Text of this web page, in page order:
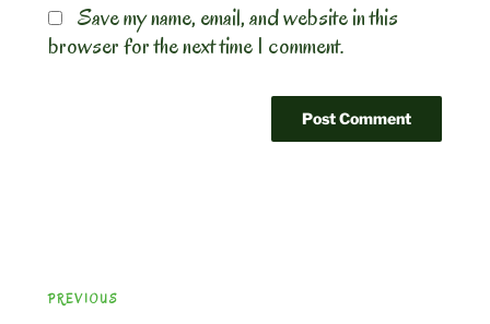
Save my name, email, and website in this
browser for the next time I comment.
navigation
Previous
PREVIOUS